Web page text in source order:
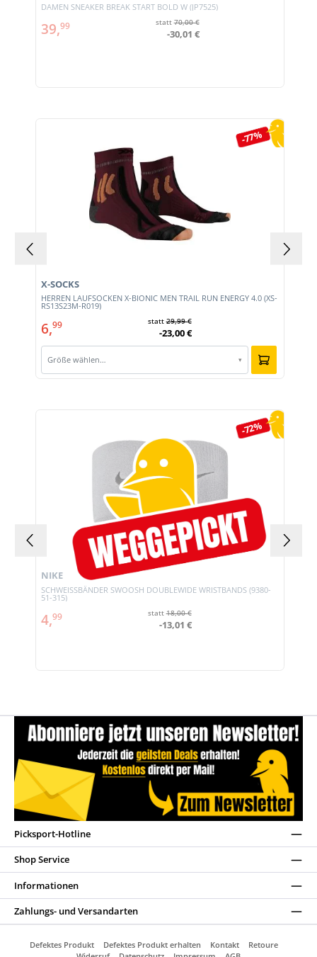
DAMEN SNEAKER BREAK START BOLD W (JP7525)
39,99 statt70,00 €
-30,01 €
-77%
HERREN LAUFSOCKEN X-BIONIC MEN TRAIL RUN ENERGY 4.0 (XS-
RS13S23M-R019)
X-SOCKS
6,99 statt29,99 €
-23,00 €
Größe wählen… ▾
-72%
SCHWEISSBÄNDER SWOOSH DOUBLEWIDE WRISTBANDS (9380-
51-315)
NIKE
4,99 statt18,00 €
-13,01 €
Picksport-Hotline
Shop Service
Informationen
Zahlungs- und Versandarten
Defektes Produkt Defektes Produkt erhalten Kontakt
Retoure